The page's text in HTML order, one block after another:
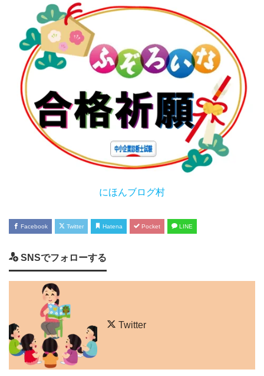
にほんブログ村
Facebook Twitter Hatena Pocket LINE
SNSでフォローする
Twitter